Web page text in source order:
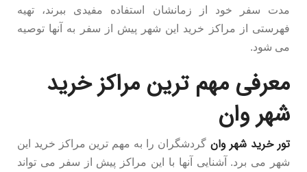
مدت سفر خود از زمانشان استفاده مفیدی ببرند، تهیه
فهرستی از مراکز خرید این شهر پیش از سفر به آنها توصیه
می شود.
معرفی مهم ترین مراکز خرید
شهر وان
تور خرید شهر وانگردشگران را به مهم ترین مراکز خرید این
شهر می برد. آشنایی آنها با این مراکز پیش از سفر می تواند